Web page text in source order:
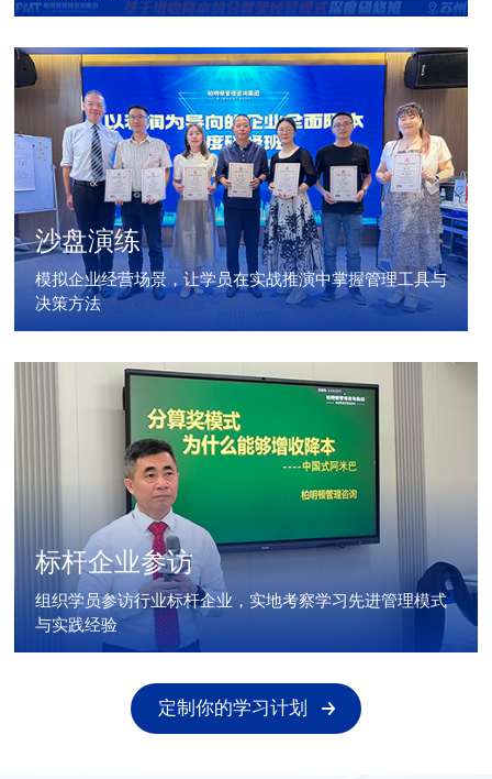
沙盘演练
模拟企业经营场景，让学员在实战推演中掌握管理工具与
决策方法
标杆企业参访
组织学员参访行业标杆企业，实地考察学习先进管理模式
与实践经验
定制你的学习计划